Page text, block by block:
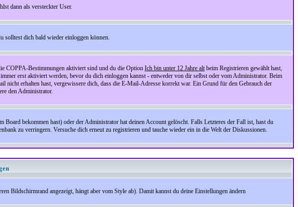
dann als versteckter User.
solltest dich bald wieder einloggen können.
COPPA-Bestimmungen aktiviert sind und du die Option Ich bin unter 12 Jahre altbeim Registrieren gewählt hast,
erst aktiviert werden, bevor du dich einloggen kannst - entweder von dir selbst oder vom Administrator. Beim
erhalten hast, vergewissere dich, dass die E-Mail-Adresse korrekt war. Ein Grund für den Gebrauch der
den Administrator.
bekommen hast) oder der Administrator hat deinen Account gelöscht. Falls Letzteres der Fall ist, hast du
zu verringern. Versuche dich erneut zu registrieren und tauche wieder ein in die Welt der Diskussionen.
Bildschirmrand angezeigt, hängt aber vom Style ab). Damit kannst du deine Einstellungen ändern